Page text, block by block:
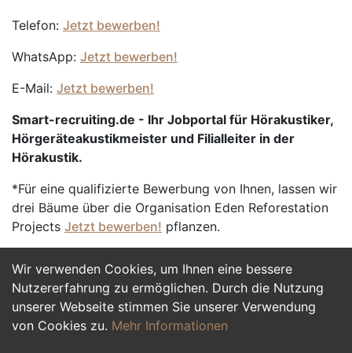
Wir verwenden Cookies, um Ihnen eine bessere
Nutzererfahrung zu ermöglichen. Durch die Nutzung
unserer Webseite stimmen Sie unserer Verwendung
von Cookies zu. Mehr Informationen
Telefon: Jetzt bewerben!
WhatsApp: Jetzt bewerben!
E-Mail: Jetzt bewerben!
Smart-recruiting.de - Ihr Jobportal für Hörakustiker,
Hörgeräteakustikmeister und Filialleiter in der
Hörakustik.
*Für eine qualifizierte Bewerbung von Ihnen, lassen wir
drei Bäume über die Organisation Eden Reforestation
Projects Jetzt bewerben! pflanzen.
Jetzt Bewerben